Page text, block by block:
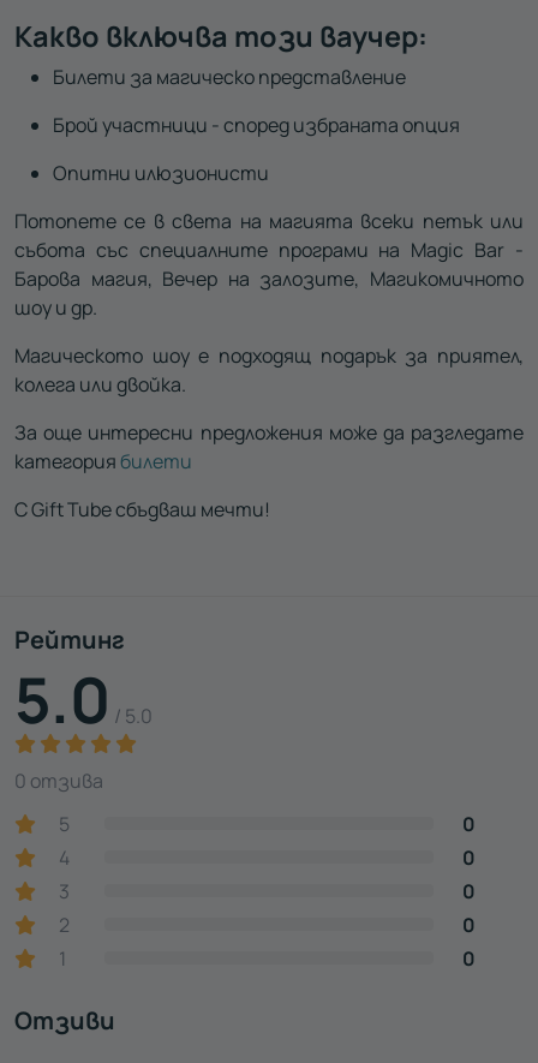
Какво включва този ваучер:
Билети за магическо представление
Брой участници - според избраната опция
Опитни илюзионисти
Потопете се в света на магията всеки петък или
събота със специалните програми на Magic Bar -
Барова магия, Вечер на залозите, Магикомичното
шоу и др.
Магическото шоу е подходящ подарък за приятел,
колега или двойка.
За още интересни предложения може да разгледате
категориябилети
С Gift Tube сбъдваш мечти!
Рейтинг
5.0 / 5.0
0 отзива
5
0
4
0
3
0
2
0
1
0
Отзиви